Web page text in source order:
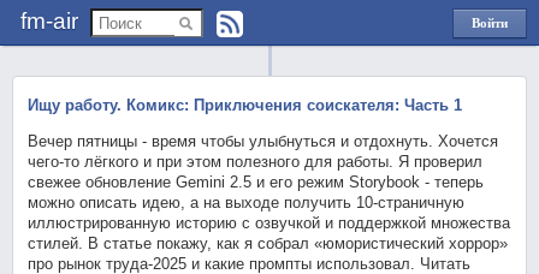
fm-air
Войти
через
Ищу работу. Комикс: Приключения соискателя: Часть 1
Вечер пятницы - время чтобы улыбнуться и отдохнуть. Хочется
чего-то лёгкого и при этом полезного для работы. Я проверил
свежее обновление Gemini 2.5 и его режим Storybook - теперь
можно описать идею, а на выходе получить 10-страничную
иллюстрированную историю с озвучкой и поддержкой множества
стилей. В статье покажу, как я собрал «юмористический хоррор»
про рынок труда-2025 и какие промпты использовал. Читать